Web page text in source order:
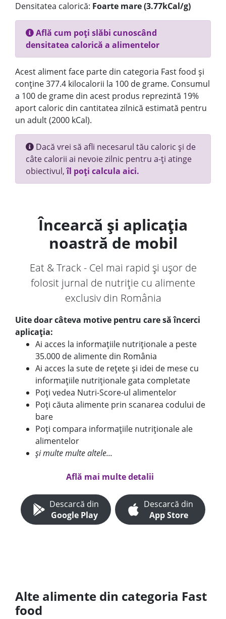
Densitatea calorică: Foarte mare (3.77kCal/g)
Află cum poți slăbi cunoscând
densitatea calorică a alimentelor
Acest aliment face parte din categoria Fast food și
conține 377.4 kilocalorii la 100 de grame. Consumul
a 100 de grame din acest produs reprezintă 19%
aport caloric din cantitatea zilnică estimată pentru
un adult (2000 kCal).
Dacă vrei să afli necesarul tău caloric și de
câte calorii ai nevoie zilnic pentru a-ți atinge
obiectivul,îl poți calcula aici.
Încearcă și aplicația
noastră de mobil
Eat & Track - Cel mai rapid și ușor de
folosit jurnal de nutriție cu alimente
exclusiv din România
Uite doar câteva motive pentru care să încerci
aplicația:
Ai acces la informațiile nutriționale a peste
35.000 de alimente din România
Ai acces la sute de rețete și idei de mese cu
informațiile nutriționale gata completate
Poți vedea Nutri-Score-ul alimentelor
Poți căuta alimente prin scanarea codului de
bare
Poți compara informațiile nutriționale ale
alimentelor
și multe multe altele...
Află mai multe detalii
Descarcă din
Google Play
Descarcă din
App Store
Alte alimente din categoria Fast
food